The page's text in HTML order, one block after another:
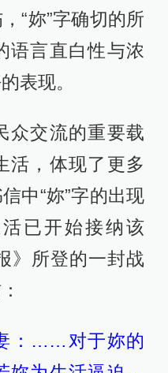
“妳”字确切的所
语言直白性与浓
表现。
众交流的重要载
活，体现了更多
中“妳”字的出现
已开始接纳该
》所登的一封战
：……对于妳的